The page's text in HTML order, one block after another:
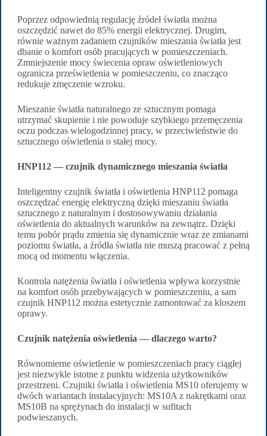
Poprzez odpowiednią regulację źródeł światła można
oszczędzić nawet do 85% energii elektrycznej. Drugim,
równie ważnym zadaniem czujników mieszania światła jest
dbanie o komfort osób pracujących w pomieszczeniach.
Zmniejszenie mocy świecenia opraw oświetleniowych
ogranicza prześwietlenia w pomieszczeniu, co znacząco
redukuje zmęczenie wzroku.
Mieszanie światła naturalnego ze sztucznym pomaga
utrzymać skupienie i nie powoduje szybkiego przemęczenia
oczu podczas wielogodzinnej pracy, w przeciwieństwie do
sztucznego oświetlenia o stałej mocy.
HNP112 — czujnik dynamicznego mieszania światła
Inteligentny czujnik światła i oświetlenia HNP112 pomaga
oszczędzać energię elektryczną dzięki mieszaniu światła
sztucznego z naturalnym i dostosowywaniu działania
oświetlenia do aktualnych warunków na zewnątrz. Dzięki
temu pobór prądu zmienia się dynamicznie wraz ze zmianami
poziomu światła, a źródła światła nie muszą pracować z pełną
mocą od momentu włączenia.
Kontrola natężenia światła i oświetlenia wpływa korzystnie
na komfort osób przebywających w pomieszczeniu, a sam
czujnik HNP112 można estetycznie zamontować za kloszem
oprawy.
Czujnik natężenia oświetlenia — dlaczego warto?
Równomierne oświetlenie w pomieszczeniach pracy ciągłej
jest niezwykle istotne z punktu widzenia użytkowników
przestrzeni. Czujniki światła i oświetlenia MS10 oferujemy w
dwóch wariantach instalacyjnych: MS10A z nakrętkami oraz
MS10B na sprężynach do instalacji w sufitach
podwieszanych.